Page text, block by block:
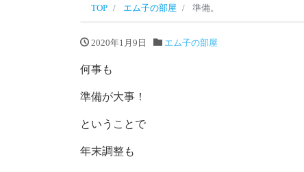
TOP エム子の部屋 準備。
2020年1月9日 エム子の部屋
何事も
準備が大事！
ということで
年末調整も